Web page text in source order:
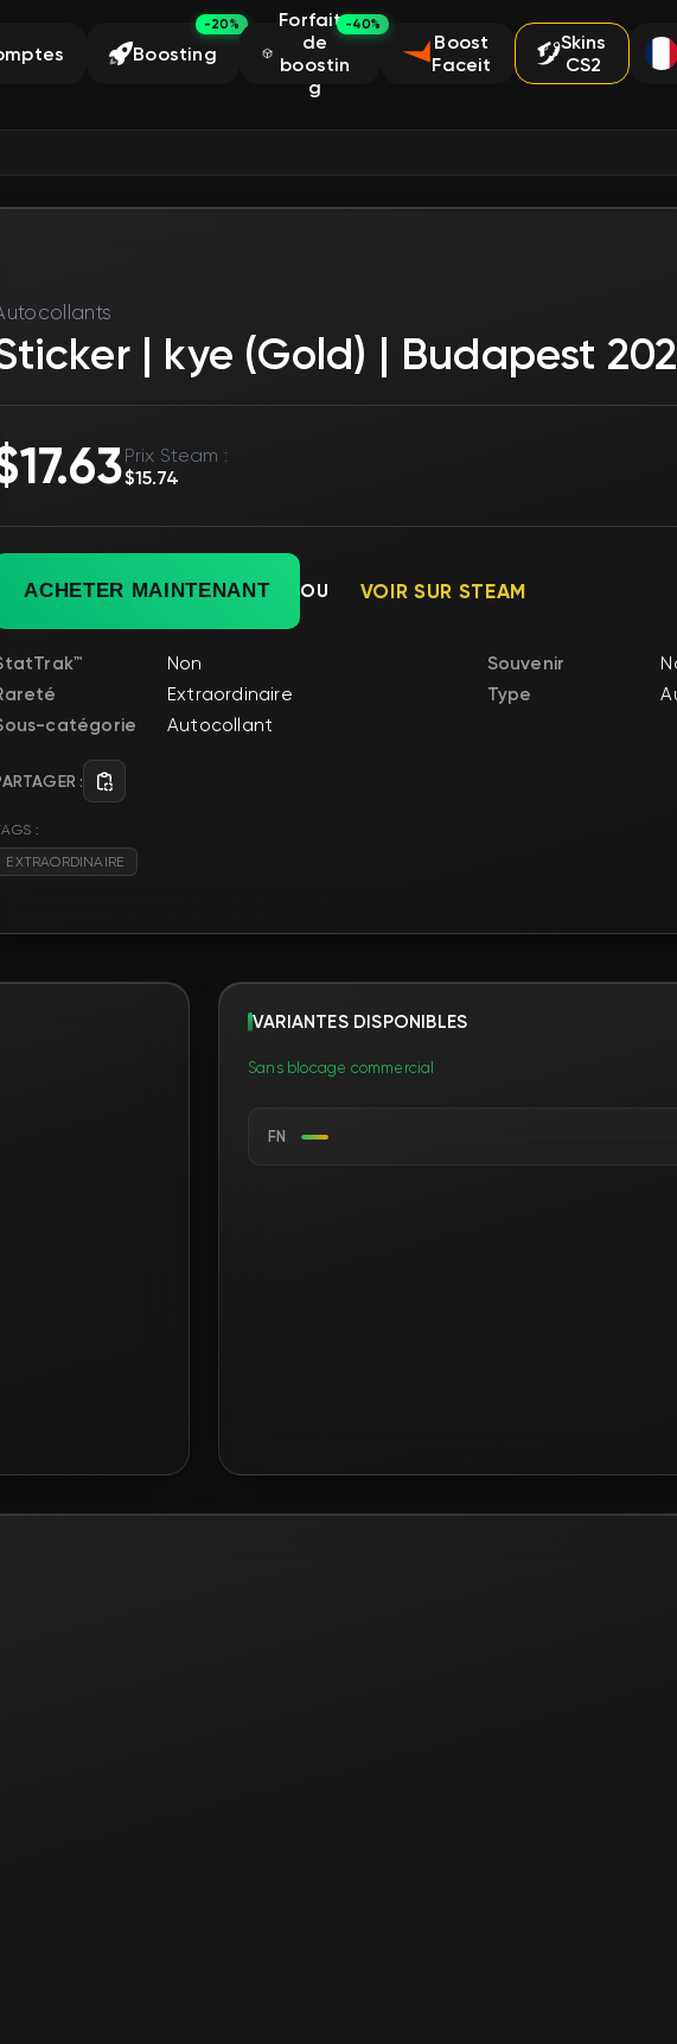
Boosting
-20%
Forfaits
de
boostin
g
-40%
Boost
Faceit
Skins
CS2
| kye (Gold) | Budapest
Prix Steam :
$15.74
ACHETER MAINTENANT OU VOIR SUR STEAM
Non Souvenir
Extraordinaire Type
catégorie
Autocollant
:
:
EXTRAORDINAIRE
VARIANTES DISPONIBLES
Sans blocage commercial
FN